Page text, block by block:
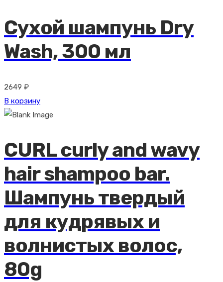
Сухой шампунь Dry
Wash, 300 мл
2649 ₽
В корзину
CURL curly and wavy
hair shampoo bar.
Шампунь твердый
для кудрявых и
волнистых волос,
80g